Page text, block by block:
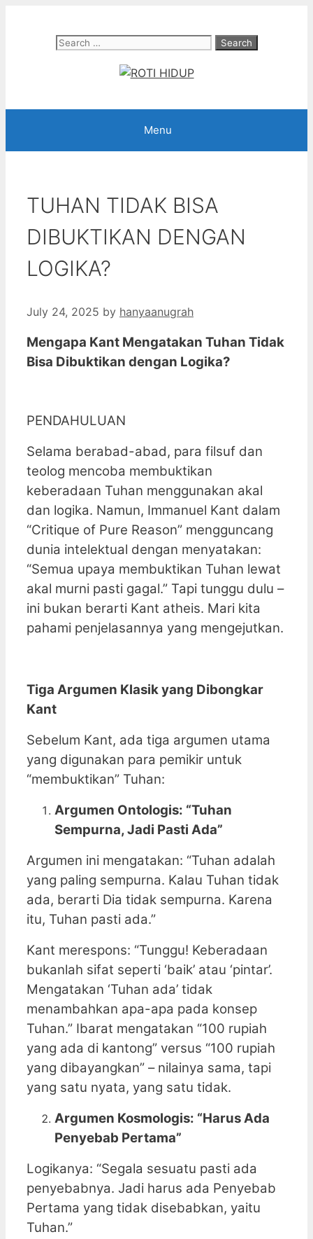
Search
Menu
TUHAN TIDAK BISA
DIBUKTIKAN DENGAN
LOGIKA?
July 24, 2025 by hanyaanugrah
Mengapa Kant Mengatakan Tuhan Tidak
Bisa Dibuktikan dengan Logika?
PENDAHULUAN
Selama berabad-abad, para filsuf dan
teolog mencoba membuktikan
keberadaan Tuhan menggunakan akal
dan logika. Namun, Immanuel Kant dalam
“Critique of Pure Reason” mengguncang
dunia intelektual dengan menyatakan:
“Semua upaya membuktikan Tuhan lewat
akal murni pasti gagal.” Tapi tunggu dulu –
ini bukan berarti Kant atheis. Mari kita
pahami penjelasannya yang mengejutkan.
Tiga Argumen Klasik yang Dibongkar
Kant
Sebelum Kant, ada tiga argumen utama
yang digunakan para pemikir untuk
“membuktikan” Tuhan:
Argumen Ontologis: “Tuhan
Sempurna, Jadi Pasti Ada”
Argumen ini mengatakan: “Tuhan adalah
yang paling sempurna. Kalau Tuhan tidak
ada, berarti Dia tidak sempurna. Karena
itu, Tuhan pasti ada.”
Kant merespons: “Tunggu! Keberadaan
bukanlah sifat seperti ‘baik’ atau ‘pintar’.
Mengatakan ‘Tuhan ada’ tidak
menambahkan apa-apa pada konsep
Tuhan.” Ibarat mengatakan “100 rupiah
yang ada di kantong” versus “100 rupiah
yang dibayangkan” – nilainya sama, tapi
yang satu nyata, yang satu tidak.
Argumen Kosmologis: “Harus Ada
Penyebab Pertama”
Logikanya: “Segala sesuatu pasti ada
penyebabnya. Jadi harus ada Penyebab
Pertama yang tidak disebabkan, yaitu
Tuhan.”